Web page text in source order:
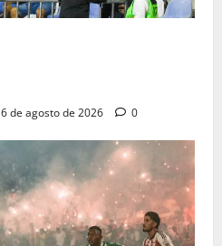
6 de agosto de 2026 0